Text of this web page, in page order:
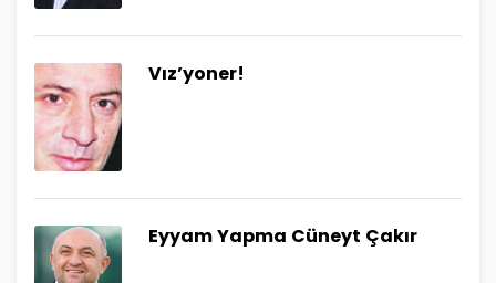
Vız’yoner!
Eyyam Yapma Cüneyt Çakır